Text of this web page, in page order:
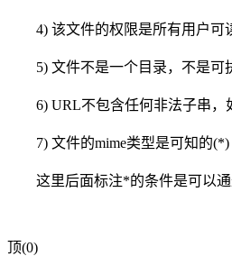
4) 该文件的权限是所有用户可
5) 文件不是一个目录，不是可
6) URL不包含任何非法子串，
7) 文件的mime类型是可知的(*)
这里后面标注*的条件是可以通过
顶(0)